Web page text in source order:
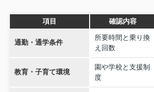
項目 確認内容
通勤・通学条件
所要時間と乗り換
え回数
教育・子育て環境
園や学校と支援制
度